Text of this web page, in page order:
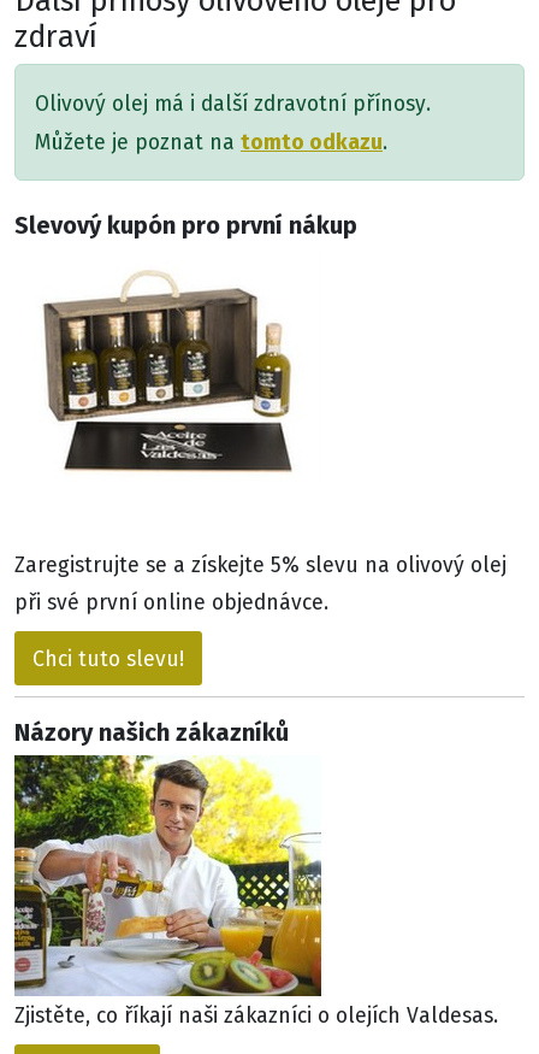
Slevový kupón pro první nákup
Zaregistrujte se a získejte 5% slevu na olivový olej
při své první online objednávce.
Chci tuto slevu!
Názory našich zákazníků
Zjistěte, co říkají naši zákazníci o olejích Valdesas.
zdraví
Olivový olej má i další zdravotní přínosy.
Můžete je poznat na tomto odkazu.